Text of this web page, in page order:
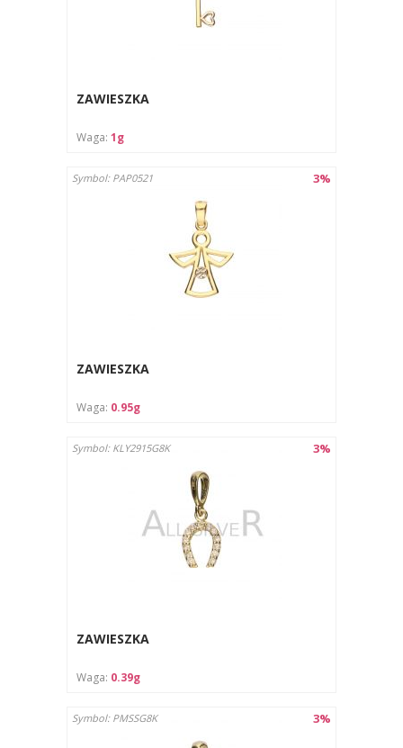
ZAWIESZKA
Waga: 1g
3%
Symbol: PAP0521
ZAWIESZKA
Waga: 0.95g
3%
Symbol: KLY2915G8K
ZAWIESZKA
Waga: 0.39g
3%
Symbol: PMSSG8K